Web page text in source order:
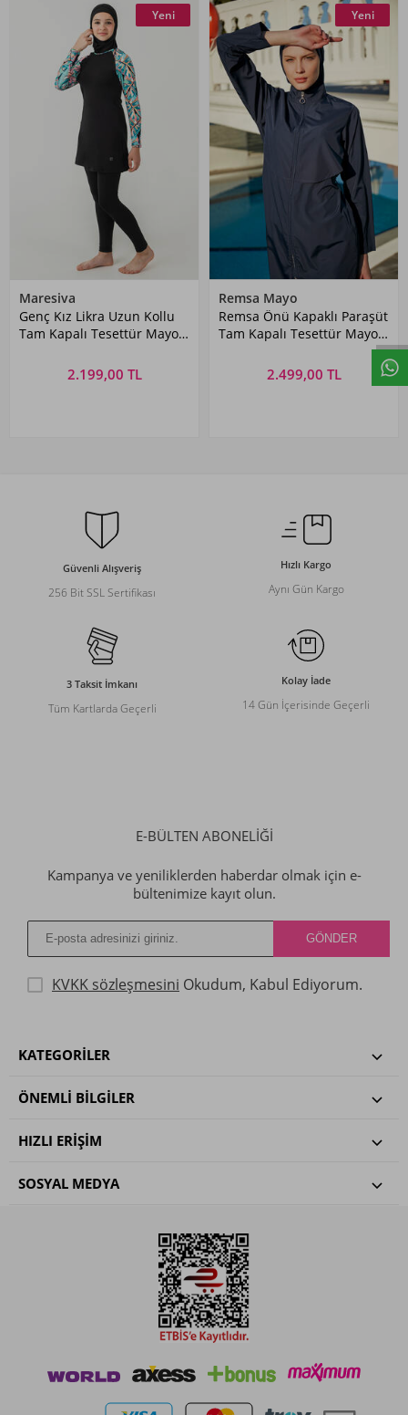
Yeni
Maresiva
Genç Kız Likra Uzun Kollu
Tam Kapalı Tesettür Mayo
2.199,00 TL
Yeni
Remsa Mayo
Remsa Önü Kapaklı Paraşüt
Tam Kapalı Tesettür Mayo
R030 Nuray Koyu Lacivert
2.499,00 TL
Güvenli Alışveriş
256 Bit SSL Sertifikası
Hızlı Kargo
Aynı Gün Kargo
3 Taksit İmkanı
Tüm Kartlarda Geçerli
Kolay İade
14 Gün İçerisinde Geçerli
E-BÜLTEN ABONELİĞİ
Kampanya ve yeniliklerden haberdar olmak için e-
bültenimize kayıt olun.
KVKK sözleşmesini Okudum, Kabul Ediyorum.
KATEGORILER
ÖNEMLI BILGILER
HIZLI ERIŞIM
SOSYAL MEDYA